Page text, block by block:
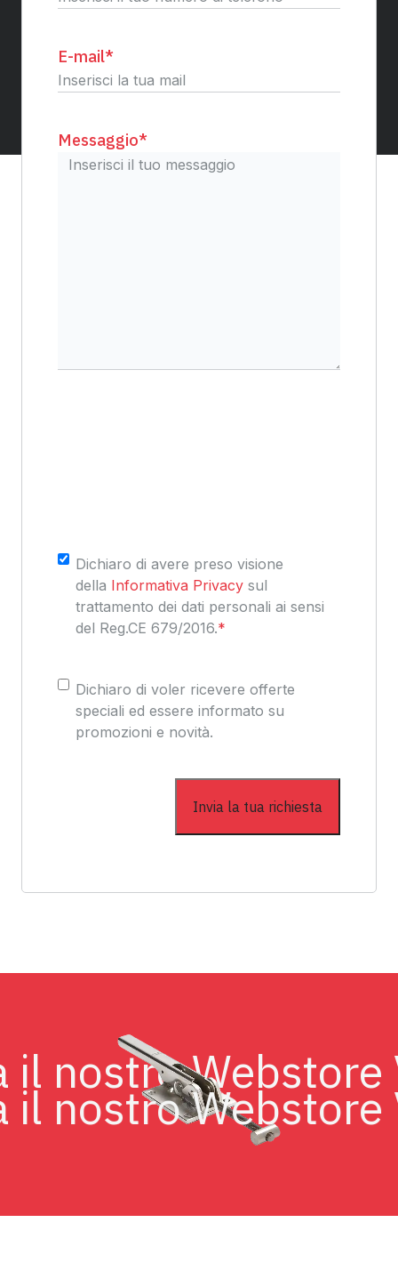
E-mail*
Messaggio*
Consenso*
Dichiaro di avere preso visione
della Informativa Privacy sul
trattamento dei dati personali ai sensi
del Reg.CE 679/2016.*
Consenso
Dichiaro di voler ricevere offerte
speciali ed essere informato su
promozioni e novità.
il nostro
Webstore